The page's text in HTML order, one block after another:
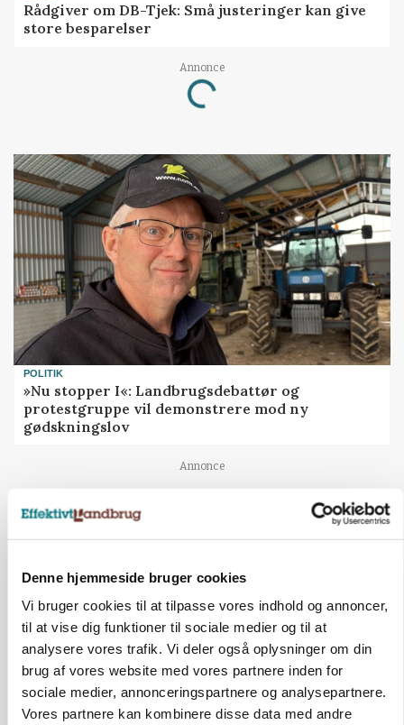
Denne hjemmeside bruger cookies
Vi bruger cookies til at tilpasse vores indhold og annoncer,
til at vise dig funktioner til sociale medier og til at
analysere vores trafik. Vi deler også oplysninger om din
brug af vores website med vores partnere inden for
sociale medier, annonceringspartnere og analysepartnere.
Vores partnere kan kombinere disse data med andre
Rådgiver om DB-Tjek: Små justeringer kan give
store besparelser
Annonce
Loading...
POLITIK
»Nu stopper I«: Landbrugsdebattør og
protestgruppe vil demonstrere mod ny
gødskningslov
Annonce
KVÆG